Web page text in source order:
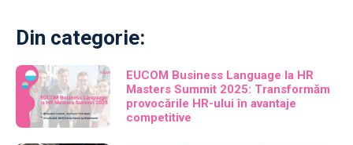
Din categorie:
EUCOM Business Language la HR
Masters Summit 2025: Transformăm
provocările HR-ului în avantaje
competitive